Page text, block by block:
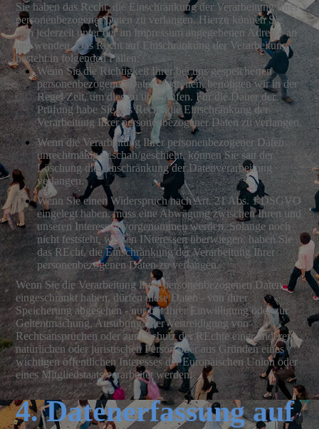
Sie haben das Recht, die Einschränkung der Verarbeitung Ihrer
personenbezogener Daten zu verlangen. Hierzu können Sie
sich jederzeit unter der im Impressum angegebenen Adresse an
uns wenden. Das Recht auf Einschränkung der Verarbeitung
besteht in folgenden Fällen:
Wenn Sie die Richtigkeit Ihrer bei uns gespeicherten
personenbezogenen Daten bestreiten, benötigen wir in der
Regel Zeit, um dies zu überprüfen. Für die Dauer der
Prüfung habe Sie das Recht, die Einschränkung der
Verarbeitung Ihrer personenbezogener Daten zu verlangen.
Wenn die Verarbeitung Ihrer personenbezogener Daten
unrechtmäßig geschah/geschieht, können Sie satt der
Löschung die Einschränkung der Datenverarbeitung
verlangen.
Wenn Sie einen Widerspruch nach Art. 21 Abs. 1 DSGVO
eingelegt haben, muss eine Abwägung zwischen Ihren und
unseren Interessen vorgenommen werden. Solange noch
nicht feststeht, wessen INteressen überwiegen, haben Sie
das REcht, die Einschränkung der Verarbeitung Ihrer
personenbezogenen Daten zu verlangen.
Wenn Sie die Verarbeitung Ihrer personenbezogenen Daten
eingeschränkt haben, dürfen diese Daten - von ihrer
Speicherung abgesehen - nur mit Ihrer Einwilligung oder zur
Geltentmachung, Ausübung oder Vertreidigung von
Rechtsansprüchen oder zum Schutz der REchte einer anderen
natürlichen oder juristischen Person oder aus Gründen eines
wichtigen öffentlichen Interesses der Europäischen Union oder
eines Mitgliedstaats verarbeitet werden.
4. Datenerfassung auf